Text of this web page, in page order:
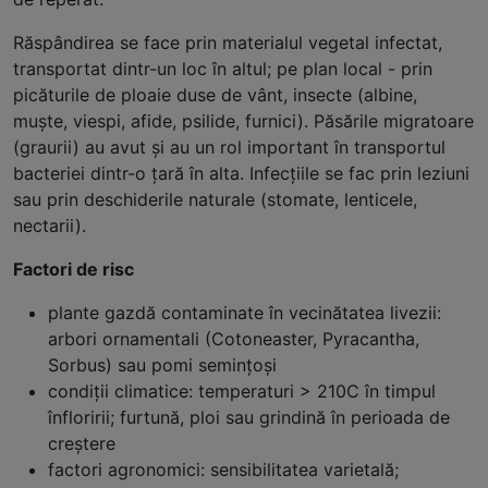
Răspândirea se face prin materialul vegetal infectat,
transportat dintr-un loc în altul; pe plan local - prin
picăturile de ploaie duse de vânt, insecte (albine,
muşte, viespi, afide, psilide, furnici). Păsările migratoare
(graurii) au avut şi au un rol important în transportul
bacteriei dintr-o ţară în alta. Infecţiile se fac prin leziuni
sau prin deschiderile naturale (stomate, lenticele,
nectarii).
Factori de risc
plante gazdă contaminate în vecinătatea livezii:
arbori ornamentali (Cotoneaster, Pyracantha,
Sorbus) sau pomi seminţoşi
condiţii climatice: temperaturi > 210C în timpul
înfloririi; furtună, ploi sau grindină în perioada de
creştere
factori agronomici: sensibilitatea varietală;